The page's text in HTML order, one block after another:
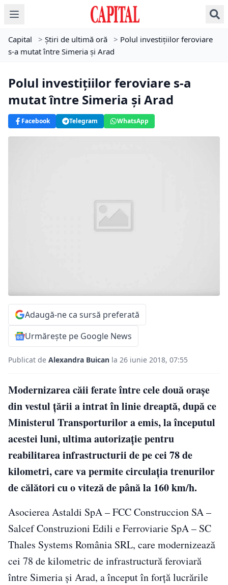
Capital > Știri de ultimă oră > Polul investiţiilor feroviare
s-a mutat între Simeria și Arad
Polul investiţiilor feroviare s-a
mutat între Simeria și Arad
Facebook Telegram WhatsApp
Adaugă-ne ca sursă preferată
Urmărește pe Google News
Publicat de Alexandra Buican la 26 iunie 2018, 07:55
Modernizarea căii ferate între cele două orașe
din vestul țării a intrat în linie dreaptă, după ce
Ministerul Transporturilor a emis, la începutul
acestei luni, ultima autorizaţie pentru
reabilitarea infrastructurii de pe cei 78 de
kilometri, care va permite circulația trenurilor
de călători cu o viteză de până la 160 km/h.
Asocierea Astaldi SpA – FCC Construccion SA –
Salcef Construzioni Edili e Ferroviarie SpA – SC
Thales Systems România SRL, care modernizează
cei 78 de kilometric de infrastructură feroviară
între Simeria și Arad, a început în forță lucrările